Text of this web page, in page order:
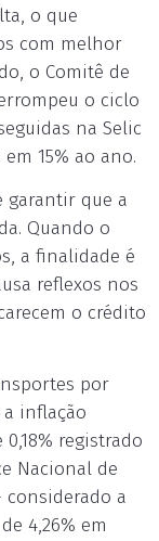
o que
com melhor
o Comitê de
o ciclo
na Selic
15% ao ano.
garantir que a
Quando o
a finalidade é
reflexos nos
o crédito
por
a inflação
registrado
Nacional de
considerado a
4,26% em